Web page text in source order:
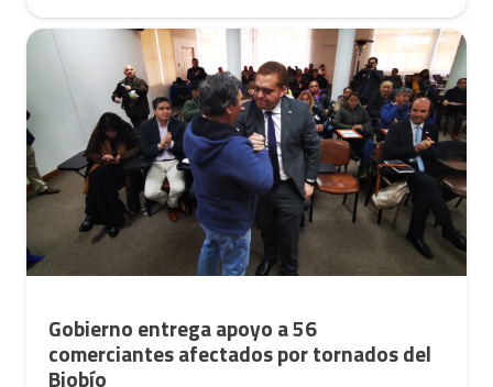
Gobierno entrega apoyo a 56
comerciantes afectados por tornados del
Biobío